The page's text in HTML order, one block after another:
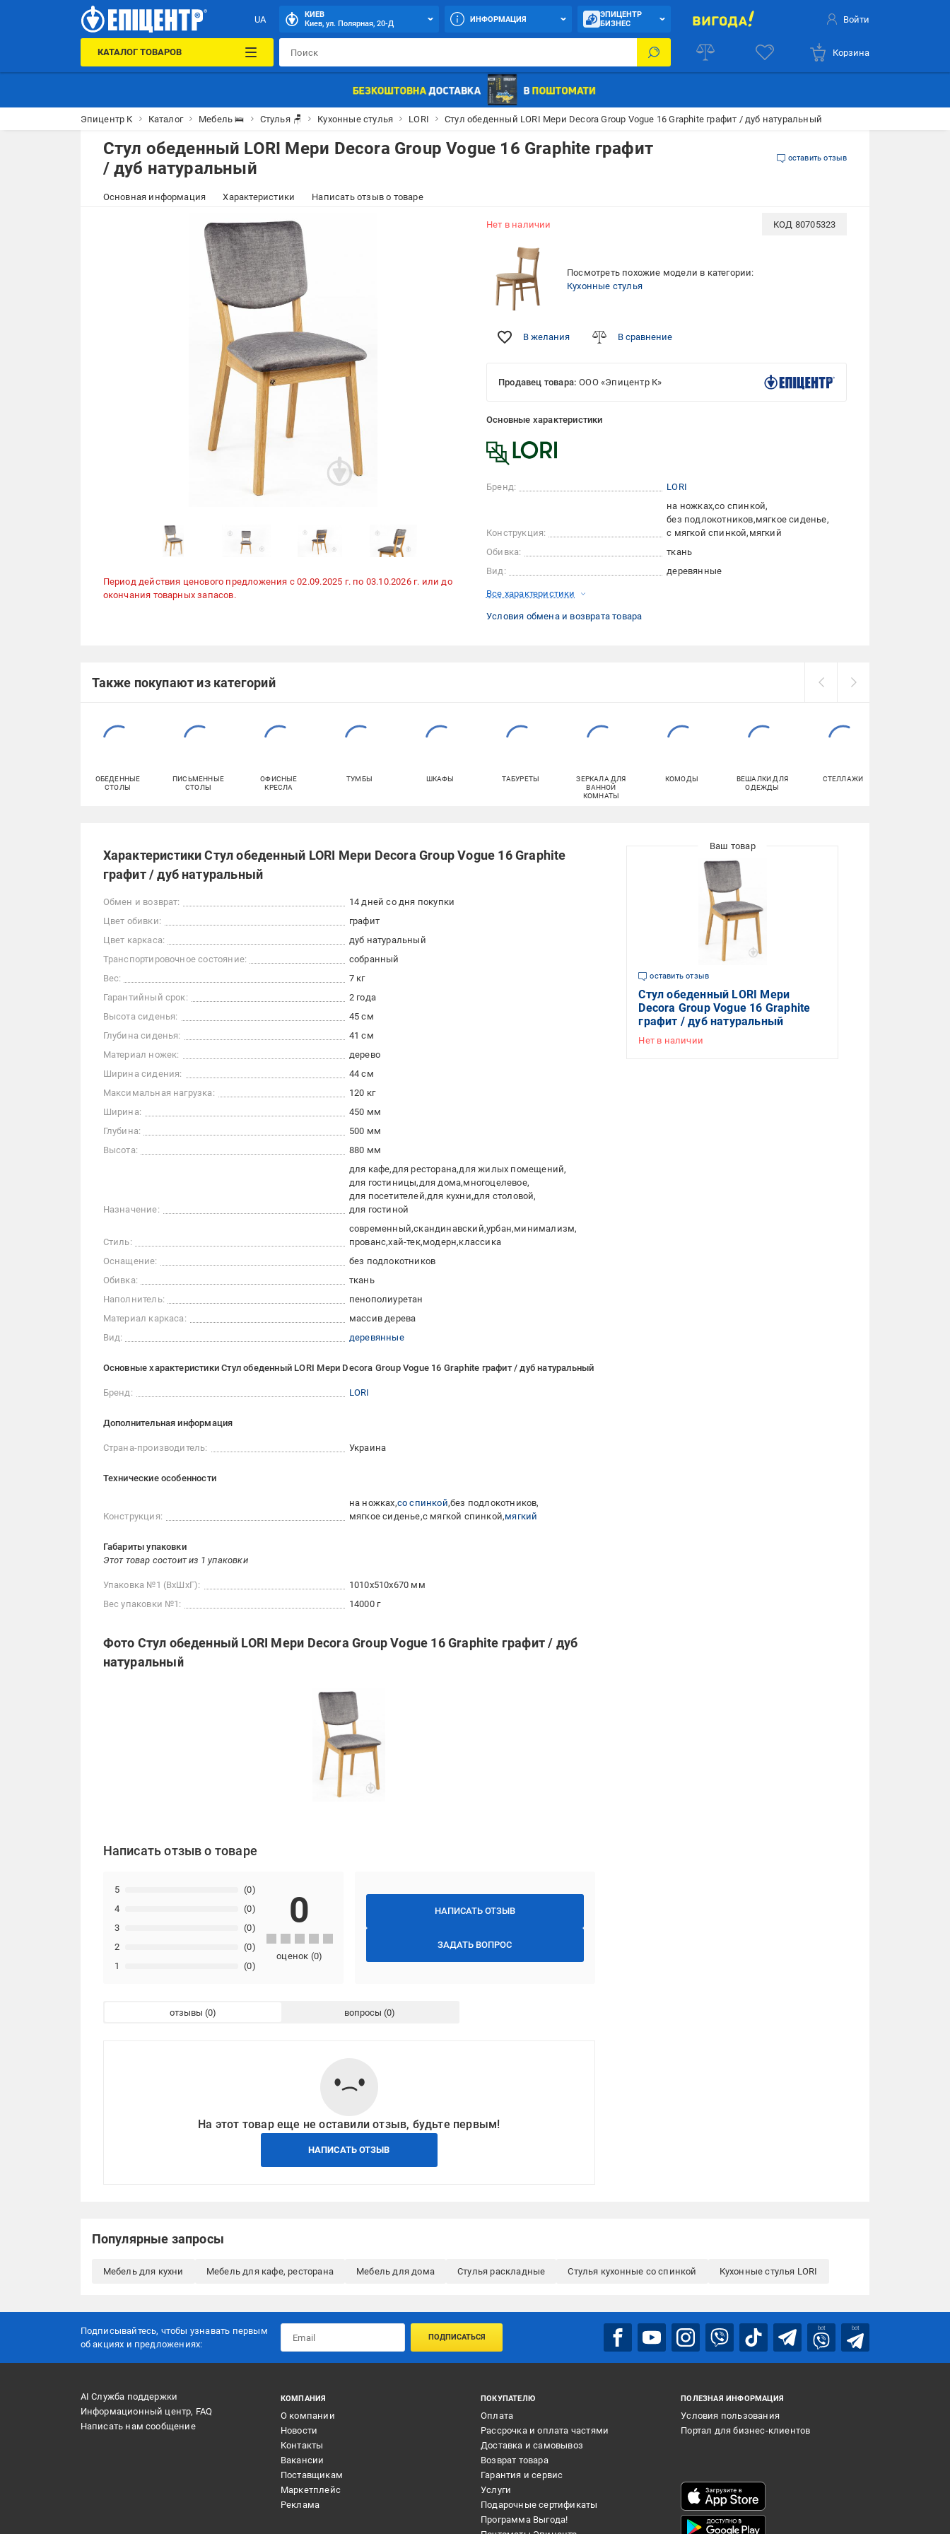
UA
КИЕВ
Киев, ул. Полярная, 20-Д
ИНФОРМАЦИЯ
ЭПИЦЕНТР
БИЗНЕС
Войти
КАТАЛОГ ТОВАРОВ Корзина
Эпицентр К Каталог Мебель 🛌 Стулья 🪑 Кухонные стулья LORI Стул обеденный LORI Мери Decora Group Vogue 16 Graphite графит / дуб натуральный
Стул обеденный LORI Мери Decora Group Vogue 16 Graphite графит
/ дуб натуральный
оставить отзыв
Основная информация Характеристики Написать отзыв о товаре
Период действия ценового предложения с 02.09.2025 г. по 03.10.2026 г. или до
окончания товарных запасов.
Нет в наличии КОД 80705323
Посмотреть похожие модели в категории:
Кухонные стулья
В желания В сравнение
Продавец товара: ООО «Эпицентр К»
Основные характеристики
Бренд: LORI
Конструкция:
на ножках со спинкой
без подлокотников мягкое сиденье
с мягкой спинкой мягкий
Обивка:
ткань
Вид:
деревянные
Все характеристики
Условия обмена и возврата товара
Также покупают из категорий
ОБЕДЕННЫЕ
СТОЛЫ
ПИСЬМЕННЫЕ
СТОЛЫ
ОФИСНЫЕ
КРЕСЛА
ТУМБЫ ШКАФЫ ТАБУРЕТЫ
ЗЕРКАЛА ДЛЯ
ВАННОЙ
КОМНАТЫ
КОМОДЫ
ВЕШАЛКИ ДЛЯ
ОДЕЖДЫ
СТЕЛЛАЖИ
Характеристики Стул обеденный LORI Мери Decora Group Vogue 16 Graphite
графит / дуб натуральный
Обмен и возврат:
14 дней со дня покупки
Цвет обивки:
графит
Цвет каркаса:
дуб натуральный
Транспортировочное состояние:
собранный
Вес:
7 кг
Гарантийный срок:
2 года
Высота сиденья:
45 см
Глубина сиденья:
41 см
Материал ножек:
дерево
Ширина сидения:
44 см
Максимальная нагрузка:
120 кг
Ширина:
450 мм
Глубина:
500 мм
Высота:
880 мм
Назначение:
для кафе для ресторана для жилых помещений
для гостиницы для дома многоцелевое
для посетителей для кухни для столовой
для гостиной
Стиль:
современный скандинавский урбан минимализм
прованс хай-тек модерн классика
Оснащение:
без подлокотников
Обивка:
ткань
Наполнитель:
пенополиуретан
Материал каркаса:
массив дерева
Вид:
деревянные
Основные характеристики Стул обеденный LORI Мери Decora Group Vogue 16 Graphite графит / дуб натуральный
Бренд: LORI
Дополнительная информация
Страна-производитель: Украина
Технические особенности
Конструкция:
на ножках со спинкой без подлокотников
мягкое сиденье с мягкой спинкой мягкий
Габариты упаковки
Этот товар состоит из 1 упаковки
Упаковка №1 (ВхШхГ):
1010x510x670 мм
Вес упаковки №1:
14000 г
Фото Стул обеденный LORI Мери Decora Group Vogue 16 Graphite графит / дуб
натуральный
Написать отзыв о товаре
НАПИСАТЬ ОТЗЫВ
ЗАДАТЬ ВОПРОС
1 (0)
2 (0)
3 (0)
4 (0)
5 (0)
0
оценок (0)
отзывы вопросы
На этот товар еще не оставили отзыв, будьте первым!
НАПИСАТЬ ОТЗЫВ
оставить отзыв
Стул обеденный LORI Мери
Decora Group Vogue 16 Graphite
графит / дуб натуральный
Нет в наличии
Популярные запросы
Мебель для кухни Мебель для кафе, ресторана Мебель для дома Стулья раскладные Стулья кухонные со спинкой Кухонные стулья LORI
Подписывайтесь, чтобы узнавать первым
об акцияx и предложениях:
ПОДПИСАТЬСЯ
bot bot
AI Служба поддержки
Информационный центр, FAQ
Написать нам сообщение
КОМПАНИЯ
О компании
Новости
Контакты
Вакансии
Поставщикам
Маркетплейс
Реклама
ПОКУПАТЕЛЮ
Оплата
Рассрочка и оплата частями
Доставка и самовывоз
Возврат товара
Гарантия и сервис
Услуги
Подарочные сертификаты
Программа Выгода!
ПОЛЕЗНАЯ ИНФОРМАЦИЯ
Условия пользования
Портал для бизнес-клиентов